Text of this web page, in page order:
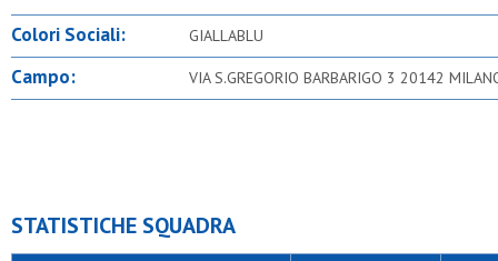
Colori Sociali: GIALLABLU
Campo: VIA S.GREGORIO BARBARIGO 3 20142
STATISTICHE SQUADRA